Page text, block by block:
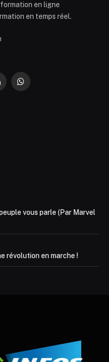
en ligne
en temps réel.
WhatsApp
vous parle (Par Marvel
révolution en marche !